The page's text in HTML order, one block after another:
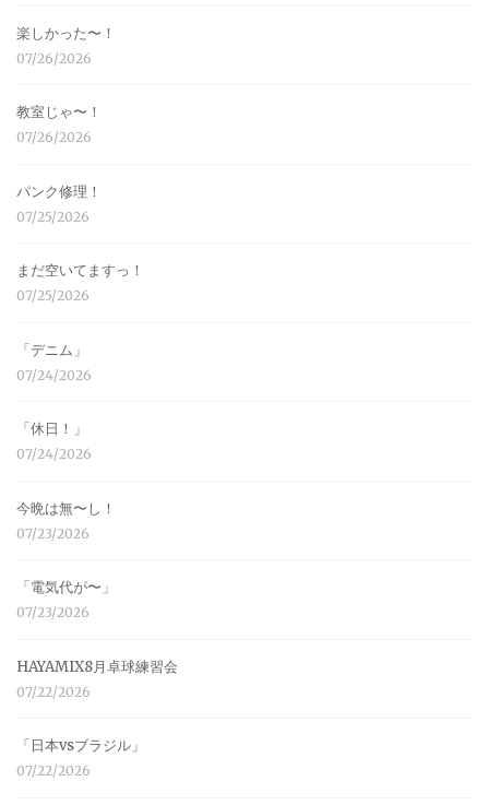
楽しかった〜！
07/26/2026
教室じゃ〜！
07/26/2026
パンク修理！
07/25/2026
まだ空いてますっ！
07/25/2026
「デニム」
07/24/2026
「休日！」
07/24/2026
今晩は無〜し！
07/23/2026
「電気代が〜」
07/23/2026
HAYAMIX8月卓球練習会
07/22/2026
「日本vsブラジル」
07/22/2026